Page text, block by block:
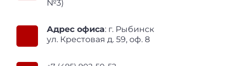
№3)
Адрес офиса: г. Рыбинск
ул. Крестовая д. 59, оф. 8